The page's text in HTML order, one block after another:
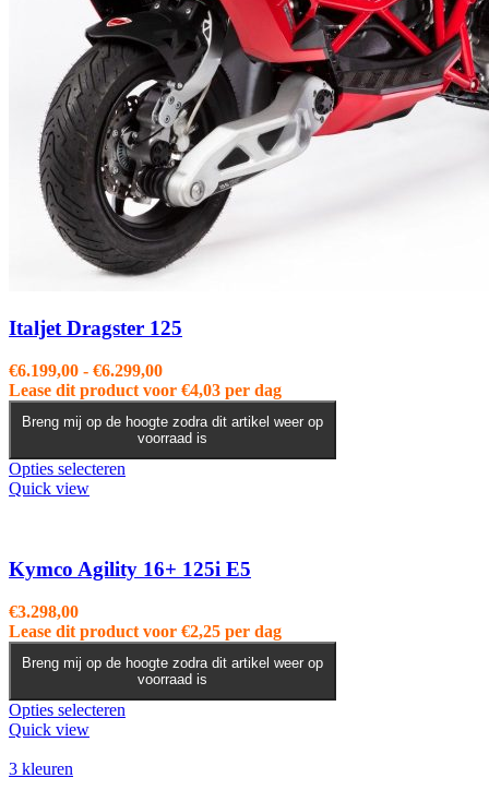
Italjet Dragster 125
€6.199,00 - €6.299,00Prijsklasse:
€6.199,00
tot
€6.299,00
Lease dit product voor €4,03 per dag
Breng mij op de hoogte zodra dit artikel weer op
voorraad is
Opties selecteren
Deze
optie
gekozen
worden
op
de
productpagina
Quick view
Kymco Agility 16+ 125i E5
€3.298,00
Lease dit product voor €2,25 per dag
Breng mij op de hoogte zodra dit artikel weer op
voorraad is
Opties selecteren
Quick view
3 kleuren